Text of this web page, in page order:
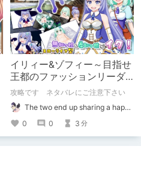
イリィー&ゾフィー～目指せ
王都のファッションリーダ
ー～ チャート
攻略です ネタバレにご注意下さい
The two end up sharing a happy kiss【二人は幸せな接吻をして終了】
0
0 3 分